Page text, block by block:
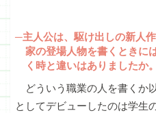
─主人公は、駆け出しの新人
家の登場人物を書くときに
く時と違いはありましたか。
どういう職業の人を書くか
としてデビューしたのは学生